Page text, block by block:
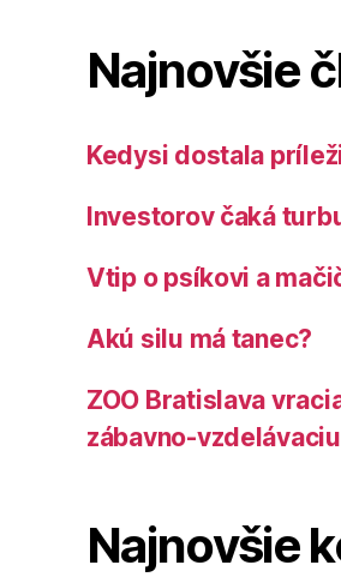
Najnovšie
Kedysi dostala
Investorov čaká
Vtip o psíkovi a
Akú silu má tanec?
ZOO Bratislava
zábavno-
Najnovšie